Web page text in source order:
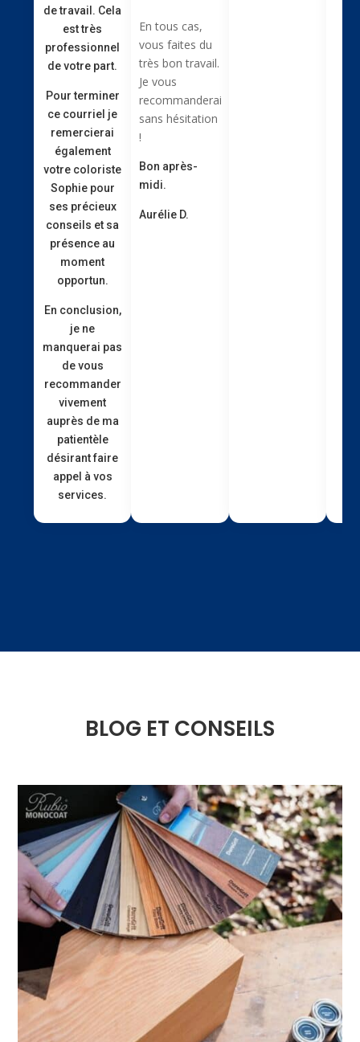
de travail. Cela
est très
professionnel
de votre part.
Pour terminer
ce courriel je
remercierai
également
votre coloriste
Sophie pour
ses précieux
conseils et sa
présence au
moment
opportun.
En conclusion,
je ne
manquerai pas
de vous
recommander
vivement
auprès de ma
patientèle
désirant faire
appel à vos
services.
En tous cas,
vous faites du
très bon travail.
Je vous
recommanderai
sans hésitation
!
Bon après-
midi.
Aurélie D.
BLOG ET CONSEILS